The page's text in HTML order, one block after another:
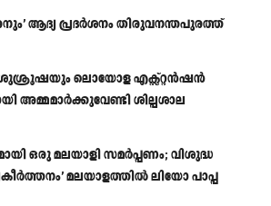
ആദ്യ പ്രദർശനം തിരുവനന്തപുരത്ത്
ലൊയോള എക്സ്റ്റൻഷൻ
അമ്മമാർക്കുവേണ്ടി ശില്പശാല
ഒരു മലയാളി സമർപ്പണം; വിശുദ്ധ
മലയാളത്തിൽ ലിയോ പാപ്പ